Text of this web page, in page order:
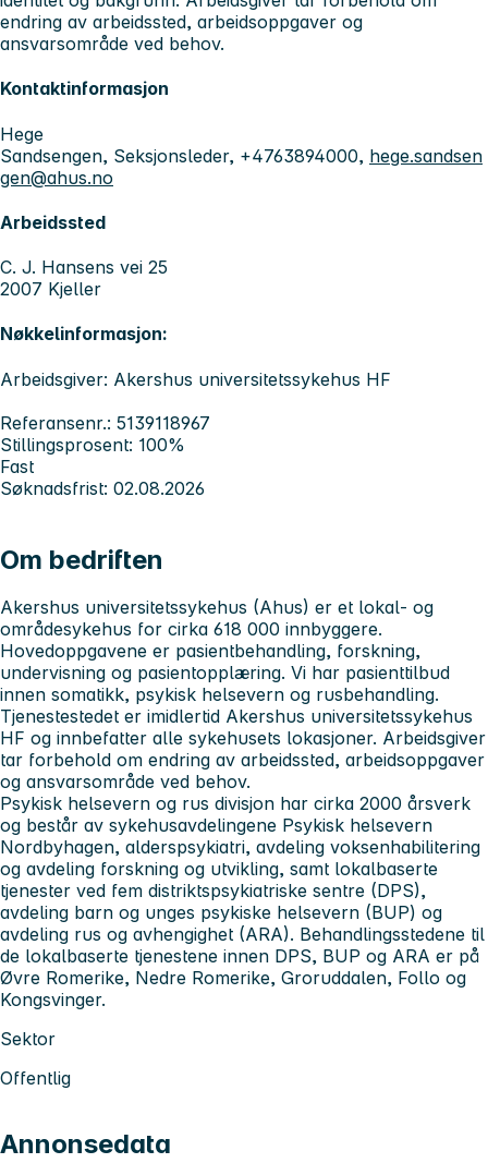
endring av arbeidssted, arbeidsoppgaver og
ansvarsområde ved behov.
Kontaktinformasjon
Hege
Sandsengen, Seksjonsleder, +4763894000, hege.sandsen
gen@ahus.no
Arbeidssted
C. J. Hansens vei 25
2007 Kjeller
Nøkkelinformasjon:
Arbeidsgiver: Akershus universitetssykehus HF
Referansenr.: 5139118967
Stillingsprosent: 100%
Fast
Søknadsfrist: 02.08.2026
Om bedriften
Akershus universitetssykehus (Ahus) er et lokal- og
områdesykehus for cirka 618 000 innbyggere.
Hovedoppgavene er pasientbehandling, forskning,
undervisning og pasientopplæring. Vi har pasienttilbud
innen somatikk, psykisk helsevern og rusbehandling.
Tjenestestedet er imidlertid Akershus universitetssykehus
HF og innbefatter alle sykehusets lokasjoner. Arbeidsgiver
tar forbehold om endring av arbeidssted, arbeidsoppgaver
og ansvarsområde ved behov.
Psykisk helsevern og rus divisjon har cirka 2000 årsverk
og består av sykehusavdelingene Psykisk helsevern
Nordbyhagen, alderspsykiatri, avdeling voksenhabilitering
og avdeling forskning og utvikling, samt lokalbaserte
tjenester ved fem distriktspsykiatriske sentre (DPS),
avdeling barn og unges psykiske helsevern (BUP) og
avdeling rus og avhengighet (ARA). Behandlingsstedene til
de lokalbaserte tjenestene innen DPS, BUP og ARA er på
Øvre Romerike, Nedre Romerike, Groruddalen, Follo og
Kongsvinger.
Sektor
Offentlig
Annonsedata